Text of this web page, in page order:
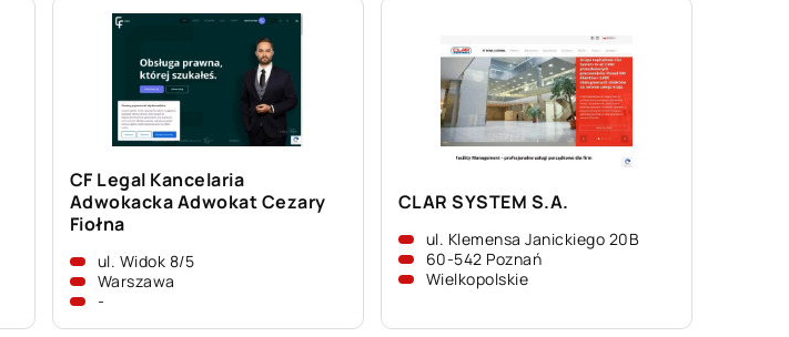
CF Legal Kancelaria
Adwokacka Adwokat Cezary
Fiołna
ul. Widok 8/5
Warszawa
-
CLAR SYSTEM S.A.
ul. Klemensa Janickiego 20B
60-542 Poznań
Wielkopolskie